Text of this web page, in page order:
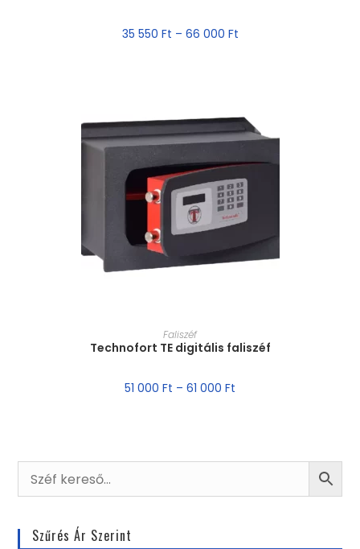
35 550 Ft – 66 000 Ft
MÉRET VÁLASZTÁSA
Faliszéf
Technofort TE digitális faliszéf
51 000 Ft – 61 000 Ft
Szűrés Ár Szerint